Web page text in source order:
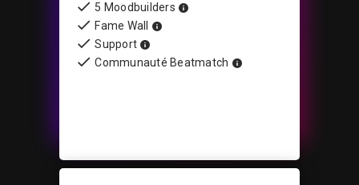
5 Moodbuilders
Fame Wall
Support
Communauté Beatmatch